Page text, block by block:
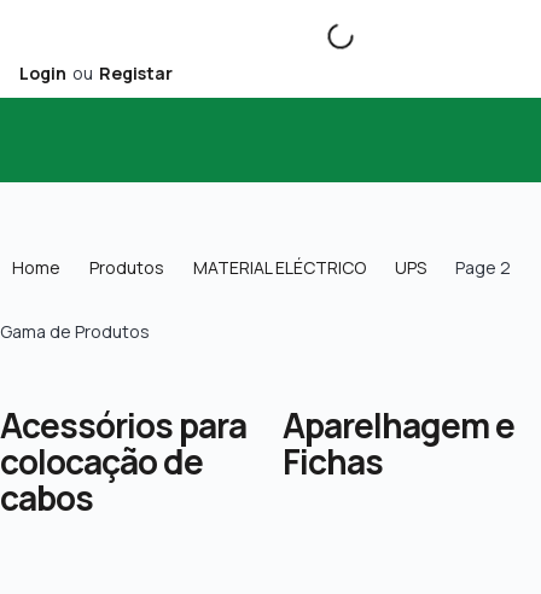
Login ou Registar
Home Produtos MATERIAL ELÉCTRICO UPS Page 2
Gama de Produtos
Acessórios para
colocação de
cabos
Aparelhagem e
Fichas